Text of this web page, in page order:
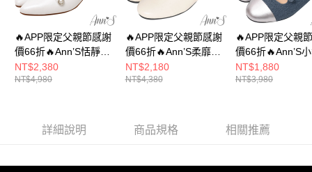
３．未成年的使用者請事先徵得法定代理人或監護人之同意方可使用
「AFTEE先享後付」，若未經同意申辦者引起之損失，本公司不負相關責
４．使用「AFTEE先享後付」時，將依據個別帳號之用戶狀況，依本公司即
時審查核予不同之上限額度；若仍有額度不足之情形，本公司將視審查結果
請求用戶進行身份認證。
５．嚴禁一人註冊多個帳號或使用他人資訊註冊。若發現惡意使用之情形，
宅配
每筆NT$100，滿NT$999(含以上)免運費
國家/地區配送(非順豐配送，勿填寫順豐智能櫃地址) 查看運費
國家/地區配送(限中國大陸地區) 查看運費
🔥APP限定父親節感謝
價66折🔥Ann’S恬靜美
姿-珠光羊皮鑽石扣瑪
莉珍低跟包鞋5.5cm-白
NT$2,380
NT$4,980
🔥APP限定父親節感謝
價66折🔥Ann’S柔靡千
金-小羊皮真皮腳背鑽
鍊瑪莉珍平底娃娃鞋
NT$2,180
NT$4,380
🔥APP限定父親
價66折🔥Ann’S
牛仔單寧鑽石釦
莉珍圓頭平底娃
NT$1,880
NT$3,980
詳細說明 商品規格 相關推薦